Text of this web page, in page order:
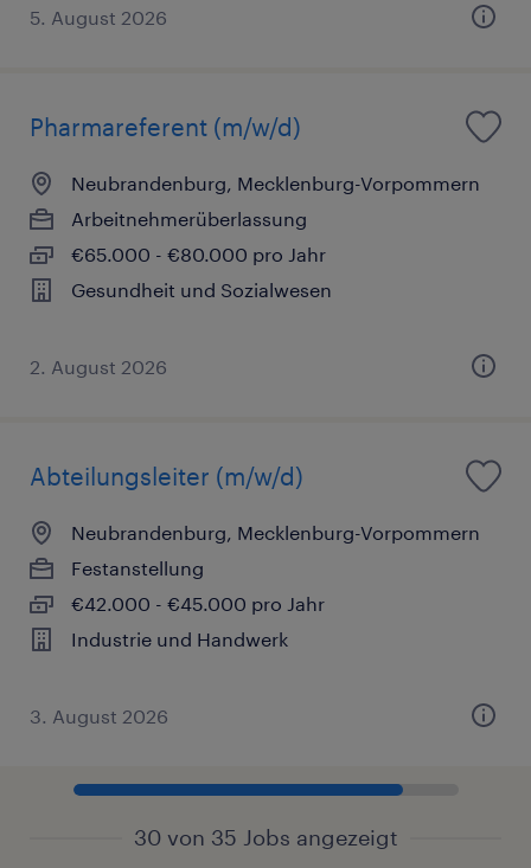
5. August 2026
Pharmareferent (m/w/d)
Neubrandenburg, Mecklenburg-Vorpommern
Arbeitnehmerüberlassung
€65.000 - €80.000 pro Jahr
Gesundheit und Sozialwesen
2. August 2026
Abteilungsleiter (m/w/d)
Neubrandenburg, Mecklenburg-Vorpommern
Festanstellung
€42.000 - €45.000 pro Jahr
Industrie und Handwerk
3. August 2026
30 von 35 Jobs angezeigt